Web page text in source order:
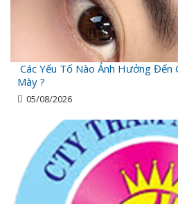
Các Yếu Tố Nào Ảnh Hưởng Đến
Mày ?
05/08/2026